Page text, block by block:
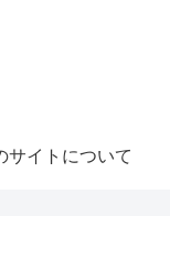
サイトについて